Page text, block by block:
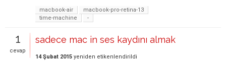
macbook-air
macbook-pro-retina-13
time-machine
-
1
cevap
sadece mac in ses kaydını almak
14 Şubat 2015 yeniden etikenlendirildi